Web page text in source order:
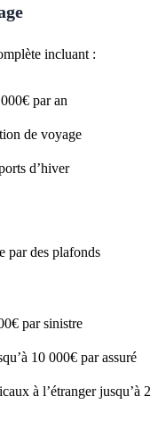
incluant :
par an
de voyage
d’hiver
par des plafonds
par sinistre
10 000€ par assuré
à l’étranger jusqu’à 2